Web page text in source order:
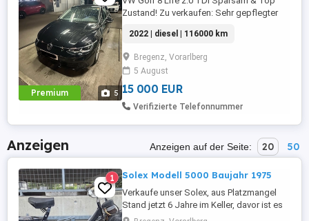
Premium 5
Zustand! Zu verkaufen: Sehr gepflegter
manuellem Getriebe ideal für Pendler und
Alltag. Eckdaten: * Kilometer: ca. 116 000
km (wird noch gefahren) * Motor: 2.0 TDI
Diesel sehr sparsam & zuverlässig *
Getriebe: Manuell * ...
2022 | diesel | 116000 km
Bregenz, Vorarlberg
5 August
15 000 EUR
Verifizierte Telefonnummer
Anzeigen Anzeigen auf der Seite: 20 50
1 Solex Modell 5000 Baujahr 1975
Verkaufe unser Solex, aus Platzmangel
Stand jetzt 6 Jahre im Keller, davor ist es
gelaufen und zwar gut ;) Keine Papiere